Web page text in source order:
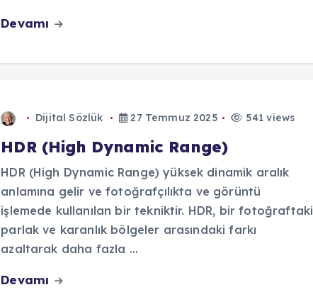
Devamı
Dijital Sözlük 27 Temmuz 2025 541 views
HDR (High Dynamic Range)
HDR (High Dynamic Range) yüksek dinamik aralık
anlamına gelir ve fotoğrafçılıkta ve görüntü
işlemede kullanılan bir tekniktir. HDR, bir fotoğraftaki
parlak ve karanlık bölgeler arasındaki farkı
azaltarak daha fazla ...
Devamı